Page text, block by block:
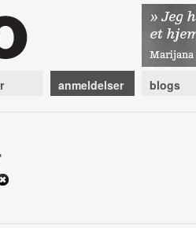
anmeldelser blogs